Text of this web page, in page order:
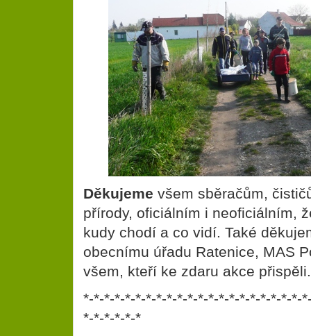
Děkujeme všem sběračům,
přírody, oficiálním i neoficiálním,
kudy chodí a co vidí. Také
obecnímu úřadu Ratenice, MAS
všem, kteří ke zdaru akce přispěli.
*-*-*-*-*-*-*-*-*-*-*-*-*-*-*-*-*-*-*-*-*-
*-*-*-*-*-*